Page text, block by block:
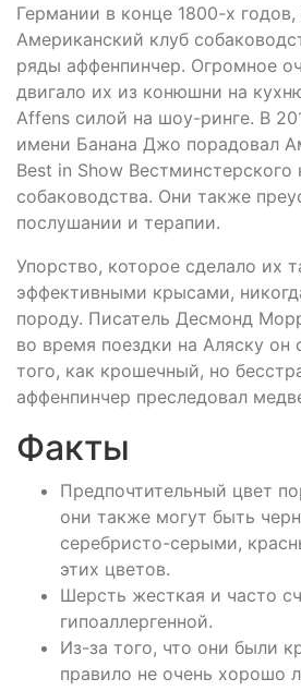
Германии в конце 1800-х годов,
Американский клуб
ряды аффенпинчер. Огромное
двигало их из конюшни на
Affens силой на шоу-ринге. В
имени Банана Джо порадовал
Best in Show Вестминстерского
собаководства. Они также
послушании и терапии.
Упорство, которое сделало их
эффективными крысами,
породу. Писатель Десмонд
во время поездки на Аляску он
того, как крошечный, но
аффенпинчер преследовал
Факты
Предпочтительный цвет
они также могут быть
серебристо-серыми,
этих цветов.
Шерсть жесткая и часто
гипоаллергенной.
Из-за того, что они были
правило не очень хорошо